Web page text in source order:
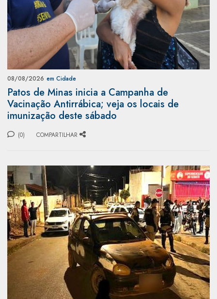
08/08/2026 em Cidade
Patos de Minas inicia a Campanha de
Vacinação Antirrábica; veja os locais de
imunização deste sábado
(0) COMPARTILHAR